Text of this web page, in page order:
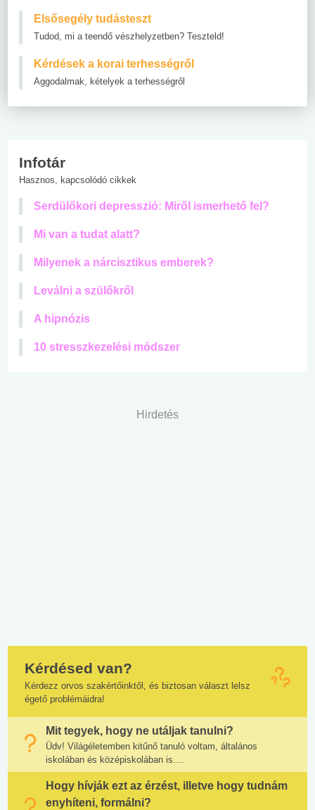
Elsősegély tudásteszt
Tudod, mi a teendő vészhelyzetben? Teszteld!
Kérdések a korai terhességről
Aggodalmak, kételyek a terhességről
Infotár
Hasznos, kapcsolódó cikkek
Serdülőkori depresszió: Miről ismerhető fel?
Mi van a tudat alatt?
Milyenek a nárcisztikus emberek?
Leválni a szülőkről
A hipnózis
10 stresszkezelési módszer
Hirdetés
Kérdésed van?
Kérdezz orvos szakértőinktől, és biztosan választ lelsz
égető problémáidra!
Mit tegyek, hogy ne utáljak tanulni?
Üdv! Világéletemben kitűnő tanuló voltam, általános
iskolában és középiskolában is....
Hogy hívják ezt az érzést, illetve hogy tudnám
enyhíteni, formálni?